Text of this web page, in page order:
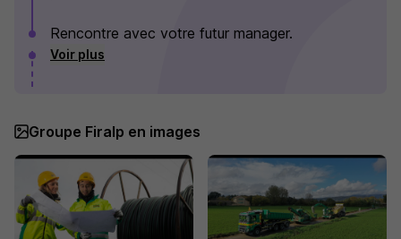
Rencontre avec votre futur manager.
Voir plus
Groupe Firalp en images